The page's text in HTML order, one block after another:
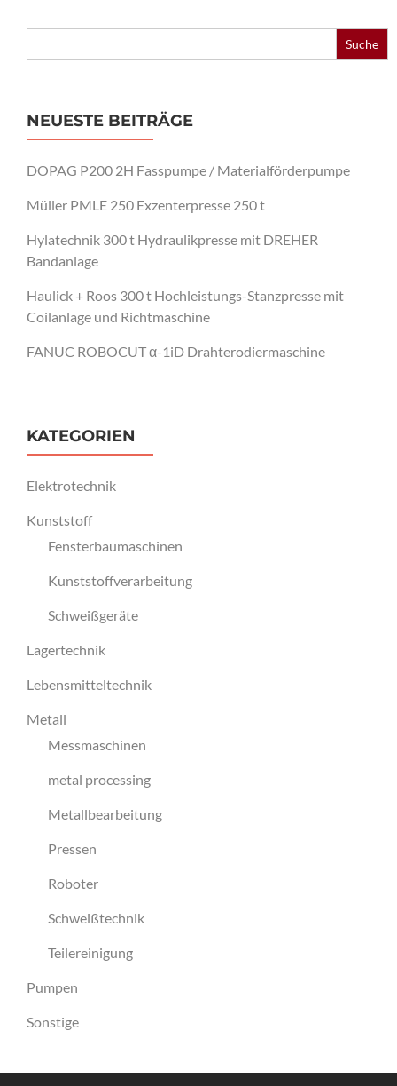
Search
NEUESTE BEITRÄGE
DOPAG P200 2H Fasspumpe / Materialförderpumpe
Müller PMLE 250 Exzenterpresse 250 t
Hylatechnik 300 t Hydraulikpresse mit DREHER
Bandanlage
Haulick + Roos 300 t Hochleistungs-Stanzpresse mit
Coilanlage und Richtmaschine
FANUC ROBOCUT α-1iD Drahterodiermaschine
KATEGORIEN
Elektrotechnik
Kunststoff
Fensterbaumaschinen
Kunststoffverarbeitung
Schweißgeräte
Lagertechnik
Lebensmitteltechnik
Metall
Messmaschinen
metal processing
Metallbearbeitung
Pressen
Roboter
Schweißtechnik
Teilereinigung
Pumpen
Sonstige